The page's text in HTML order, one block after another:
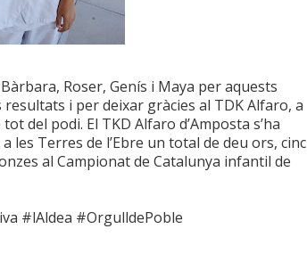
Roser, Genís i Maya per aquests
resultats i per deixar gràcies al TDK Alfaro, a
tot del podi. El TKD Alfaro d’Amposta s’ha
les Terres de l’Ebre un total de deu ors, cinc
al Campionat de Catalunya infantil de
#lAldea #OrgulldePoble